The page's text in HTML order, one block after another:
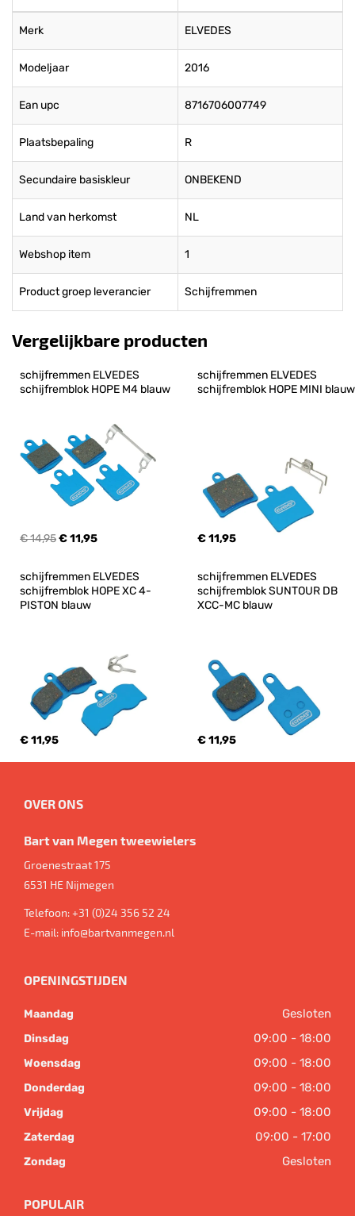
Merk ELVEDES
Modeljaar 2016
Ean upc 8716706007749
Plaatsbepaling R
Secundaire basiskleur ONBEKEND
Land van herkomst NL
Webshop item 1
Product groep leverancier Schijfremmen
Vergelijkbare producten
schijfremmen ELVEDES
schijfremblok HOPE M4 blauw
€ 14,95€ 11,95
schijfremmen ELVEDES
schijfremblok HOPE MINI blauw
€ 11,95
schijfremmen ELVEDES
schijfremblok HOPE XC 4-
PISTON blauw
€ 11,95
schijfremmen ELVEDES
schijfremblok SUNTOUR DB
XCC-MC blauw
€ 11,95
OVER ONS
Bart van Megen tweewielers
Groenestraat 175
6531 HE Nijmegen
Telefoon:+31 (0)24 356 52 24
E-mail: info@bartvanmegen.nl
OPENINGSTIJDEN
Maandag Gesloten
Dinsdag 09:00 - 18:00
Woensdag 09:00 - 18:00
Donderdag 09:00 - 18:00
Vrijdag 09:00 - 18:00
Zaterdag 09:00 - 17:00
Zondag Gesloten
POPULAIR